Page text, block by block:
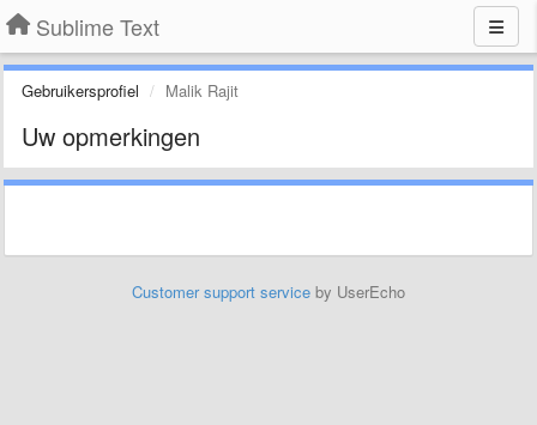
Sublime Text
Gebruikersprofiel Malik Rajit
Uw opmerkingen
Customer support service by UserEcho